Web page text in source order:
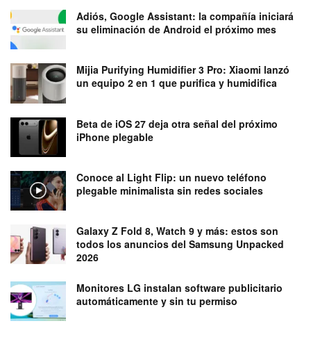
Adiós, Google Assistant: la compañía iniciará
su eliminación de Android el próximo mes
Mijia Purifying Humidifier 3 Pro: Xiaomi lanzó
un equipo 2 en 1 que purifica y humidifica
Beta de iOS 27 deja otra señal del próximo
iPhone plegable
Conoce al Light Flip: un nuevo teléfono
plegable minimalista sin redes sociales
Galaxy Z Fold 8, Watch 9 y más: estos son
todos los anuncios del Samsung Unpacked
2026
Monitores LG instalan software publicitario
automáticamente y sin tu permiso